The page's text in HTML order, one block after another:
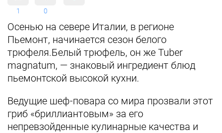
1 0
Осенью на севере Италии, в регионе
Пьемонт, начинается сезон белого
трюфеля.Белый трюфель, он же Tuber
magnatum, — знаковый ингредиент блюд
пьемонтской высокой кухни.
Ведущие шеф-повара со мира прозвали этот
гриб «бриллиантовым» за его
непревзойденные кулинарные качества и